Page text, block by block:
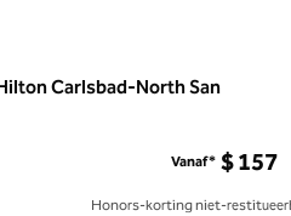
Carlsbad-North San
Vanaf* $ 157
Honors-korting niet-